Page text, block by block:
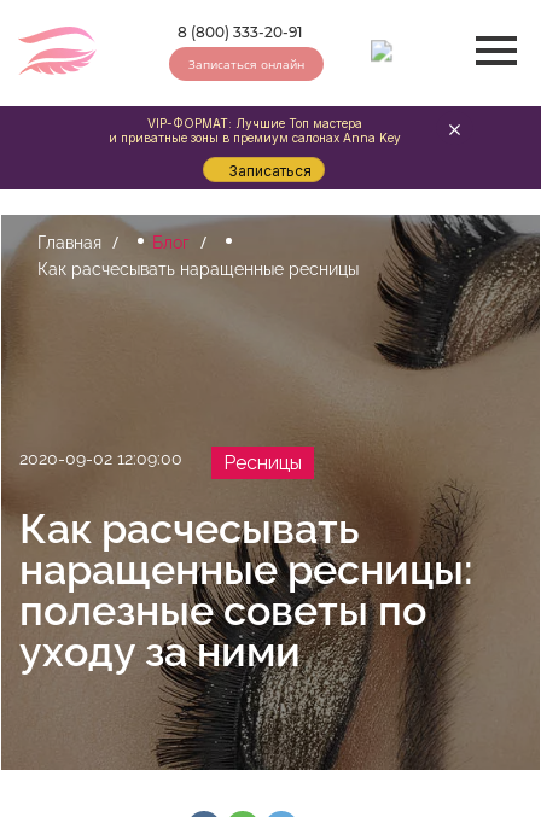
8 (800) 333-20-91
Записаться онлайн
Главная
Блог
Как расчесывать наращенные ресницы
2020-09-02 12:09:00 Ресницы
Как расчесывать
наращенные ресницы:
полезные советы по
уходу за ними
VIP-ФОРМАТ: Лучшие Топ мастера
и приватные зоны в премиум салонах Anna Key
Записаться